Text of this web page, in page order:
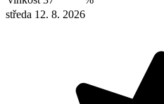
středa 12. 8. 2026